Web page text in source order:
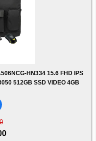
HN334 15.6 FHD IPS
512GB SSD VIDEO 4GB